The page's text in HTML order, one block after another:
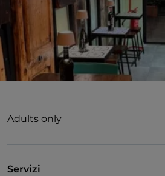
Adults only
Servizi